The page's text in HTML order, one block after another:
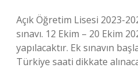
Açık Öğretim Lisesi 2023-
sınavı. 12 Ekim – 20 Ekim
yapılacaktır. Ek sınavın
Türkiye saati dikkate